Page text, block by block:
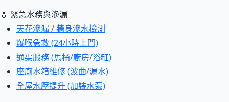
💧 緊急水務與滲漏
天花滲漏 / 牆身滲水檢測
爆喉急救 (24小時上門)
通渠服務 (馬桶/廚房/浴缸)
座廁水箱維修 (波曲/漏水)
全屋水壓提升 (加裝水泵)